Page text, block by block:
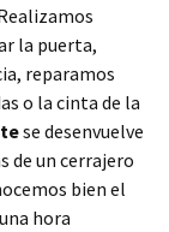
la puerta,
reparamos
o la cinta de la
se desenvuelve
de un cerrajero
bien el
hora